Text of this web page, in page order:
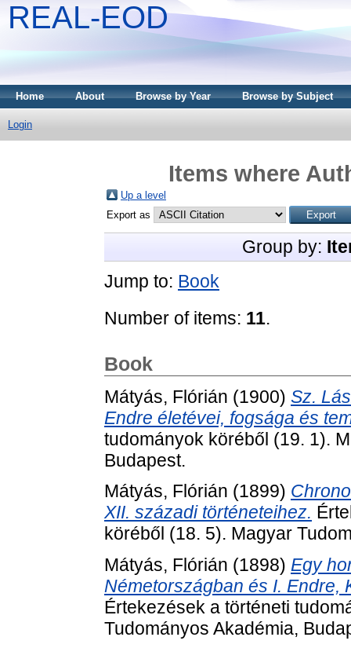
REAL-EOD
Home About Browse by Year Browse by Subject
Login
Items where
Up a level
Export as
Group by:
Jump to: Book
Number of items: 11.
Book
Mátyás, Flórián (1900) Sz.
Endre életévei, fogsága és
tudományok köréből (19. 1).
Budapest.
Mátyás, Flórián (1899)
XII. századi történeteihez.
köréből (18. 5). Magyar
Mátyás, Flórián (1898) Egy
Németországban és I. Endre,
Értekezések a történeti
Tudományos Akadémia,